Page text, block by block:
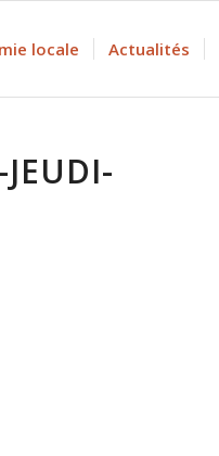
locale Actualités